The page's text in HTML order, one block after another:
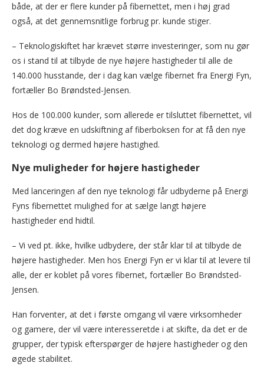
både, at der er flere kunder på fibernettet, men i høj grad
også, at det gennemsnitlige forbrug pr. kunde stiger.
– Teknologiskiftet har krævet større investeringer, som nu gør
os i stand til at tilbyde de nye højere hastigheder til alle de
140.000 husstande, der i dag kan vælge fibernet fra Energi Fyn,
fortæller Bo Brøndsted-Jensen.
Hos de 100.000 kunder, som allerede er tilsluttet fibernettet, vil
det dog kræve en udskiftning af fiberboksen for at få den nye
teknologi og dermed højere hastighed.
Nye muligheder for højere hastigheder
Med lanceringen af den nye teknologi får udbyderne på Energi
Fyns fibernettet mulighed for at sælge langt højere
hastigheder end hidtil.
– Vi ved pt. ikke, hvilke udbydere, der står klar til at tilbyde de
højere hastigheder. Men hos Energi Fyn er vi klar til at levere til
alle, der er koblet på vores fibernet, fortæller Bo Brøndsted-
Jensen.
Han forventer, at det i første omgang vil være virksomheder
og gamere, der vil være interesseretde i at skifte, da det er de
grupper, der typisk efterspørger de højere hastigheder og den
øgede stabilitet.